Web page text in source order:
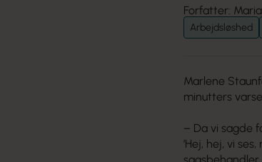
Forfatter:
Arbejdsløshed
Marlene
minutters
– Da vi sagde
’Hej, hej, vi